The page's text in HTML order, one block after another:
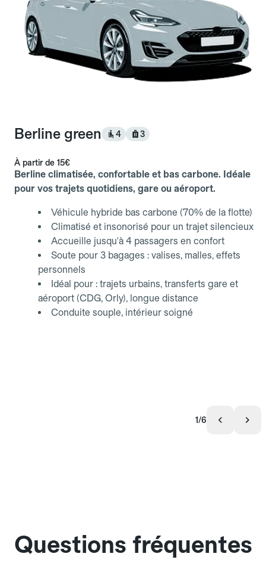
Berline green 4 3
À partir de 15€
Berline climatisée, confortable et bas carbone. Idéale
pour vos trajets quotidiens, gare ou aéroport.
Véhicule hybride bas carbone (70% de la flotte)
Climatisé et insonorisé pour un trajet silencieux
Accueille jusqu'à 4 passagers en confort
Soute pour 3 bagages : valises, malles, effets
personnels
Idéal pour : trajets urbains, transferts gare et
aéroport (CDG, Orly), longue distance
Conduite souple, intérieur soigné
1/6
Questions fréquentes